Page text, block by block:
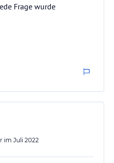
Frage wurde
im Juli 2022